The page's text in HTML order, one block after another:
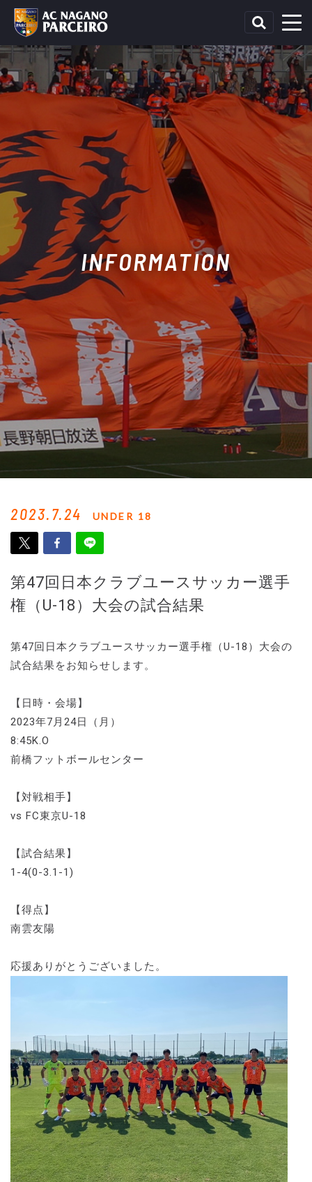
INFORMATION
2023.7.24 UNDER 18
第47回日本クラブユースサッカー選手
権（U-18）大会の試合結果
第47回日本クラブユースサッカー選手権（U-18）大会の
試合結果をお知らせします。
【日時・会場】
2023年7月24日（月）
8:45K.O
前橋フットボールセンター
【対戦相手】
vs FC東京U-18
【試合結果】
1-4(0-3.1-1)
【得点】
南雲友陽
応援ありがとうございました。